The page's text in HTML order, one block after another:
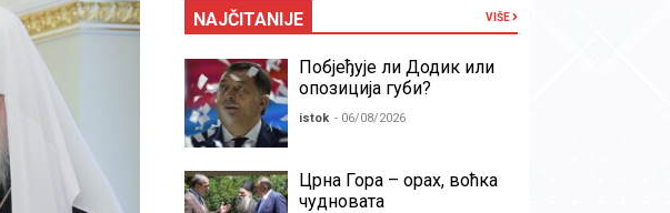
NAJČITANIJE VIŠE
Побјеђује ли Додик или
опозиција губи?
istok - 06/08/2026
Црна Гора – орах, воћка
чудновата